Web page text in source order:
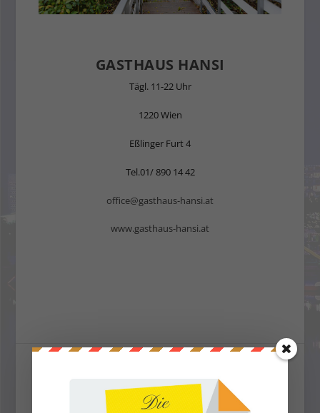
GASTHAUS HANSI
Tägl. 11-22 Uhr
1220 Wien
Eßlinger Furt 4
Tel.01/ 890 14 42
office@gasthaus-hansi.at
www.gasthaus-hansi.at